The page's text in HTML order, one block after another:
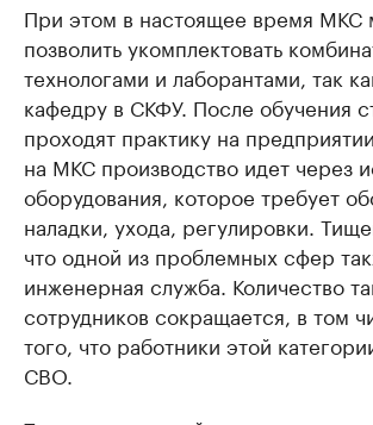
При этом в настоящее время МКС
позволить укомплектовать
технологами и лаборантами, так
кафедру в СКФУ. После обучения
проходят практику на
на МКС производство идет через
оборудования, которое требует
наладки, ухода, регулировки.
что одной из проблемных сфер
инженерная служба. Количество
сотрудников сокращается, в том
того, что работники этой
СВО.